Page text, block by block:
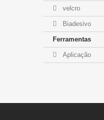
velcro
Biadesivo
Ferramentas
Aplicação